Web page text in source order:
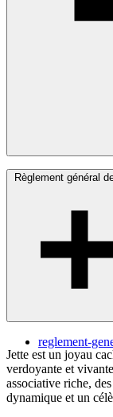
reglement-
Règlement général
reglement-
Jette est un joyau
verdoyante et
associative riche,
dynamique et un